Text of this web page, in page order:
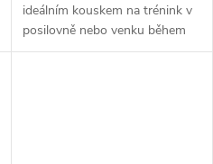
ideálním kouskem na trénink v
posilovně nebo venku během
letních dnů. Má kratší střih,